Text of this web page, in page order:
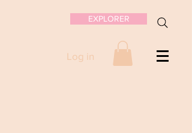
EXPLORER
Log in